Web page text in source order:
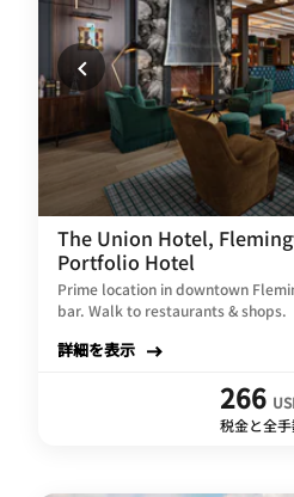
The Union Hotel,
Portfolio Hotel
Prime location in downtown
bar. Walk to restaurants & shops.
詳細を表示
266
税金と全